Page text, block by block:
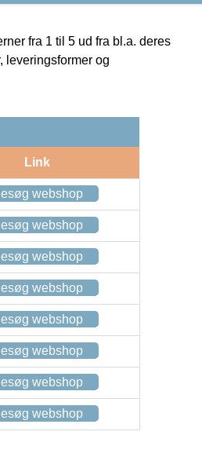
fra 1 til 5 ud fra bl.a. deres
leveringsformer og
Link
webshop
webshop
webshop
webshop
webshop
webshop
webshop
webshop